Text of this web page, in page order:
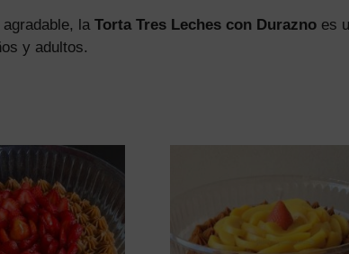
la Torta Tres Leches con Durazno es
y adultos.